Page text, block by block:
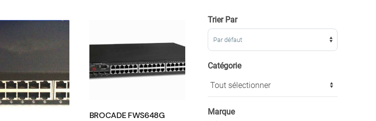
BROCADE FWS648G
Trier Par
Sort Products
Catégorie
Marque